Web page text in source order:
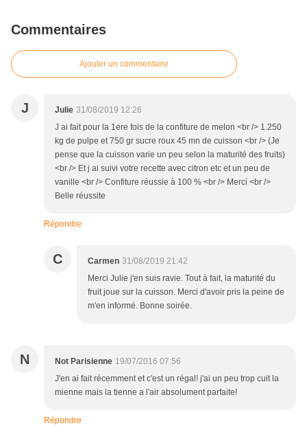
Commentaires
Ajouter un commentaire
J Julie 31/08/2019 12:26
J ai fait pour la 1ere fois de la confiture de melon <br /> 1.250
kg de pulpe et 750 gr sucre roux 45 mn de cuisson <br /> (Je
pense que la cuisson varie un peu selon la maturité des fruits)
<br /> Et j ai suivi votre recette avec citron etc et un peu de
vanille <br /> Confiture réussie à 100 % <br /> Merci <br />
Belle réussite
Répondre
C Carmen 31/08/2019 21:42
Merci Julie j'en suis ravie. Tout à fait, la maturité du
fruit joue sur la cuisson. Merci d'avoir pris la peine de
m'en informé. Bonne soirée.
N Not Parisienne 19/07/2016 07:56
J'en ai fait récemment et c'est un régal! j'ai un peu trop cuit la
mienne mais la tienne a l'air absolument parfaite!
Répondre